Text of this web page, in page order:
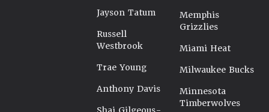
Jayson Tatum
Russell
Westbrook
Trae Young
Anthony Davis
Memphis
Grizzlies
Miami Heat
Milwaukee Bucks
Minnesota
Timberwolves